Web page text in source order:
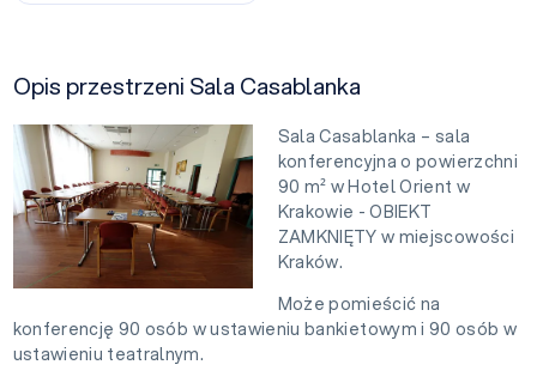
Opis przestrzeni Sala Casablanka
Sala Casablanka – sala
konferencyjna o powierzchni
90 m² w Hotel Orient w
Krakowie - OBIEKT
ZAMKNIĘTY w miejscowości
Kraków.
Może pomieścić na
konferencję 90 osób w ustawieniu bankietowym i 90 osób w
ustawieniu teatralnym.